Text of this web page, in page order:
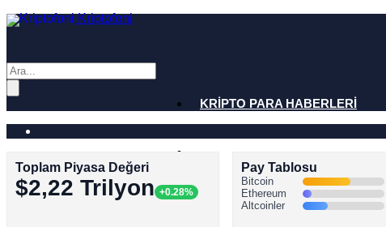
Kriptofoni
KRİPTO PARA HABERLERİ
ALTCOİN HABERLERİ
Toplam Piyasa Değeri
$2,22 Trilyon +0.28%
Pay Tablosu
Bitcoin
Ethereum
Altcoinler